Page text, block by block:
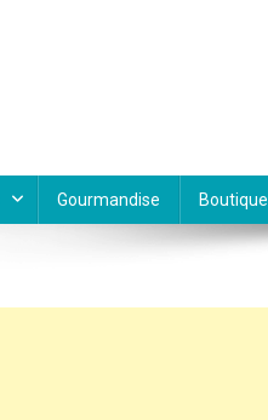
Gourmandise Boutique